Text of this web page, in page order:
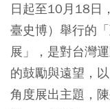
日起至10月18日
臺史博）舉行的
展」，是對台灣
的鼓勵與遠望，
角度展出主題，